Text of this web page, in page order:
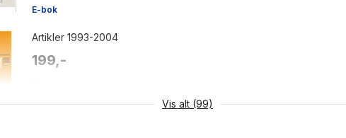
E-bok
Artikler 1993-2004
199,-
Vis alt (99)